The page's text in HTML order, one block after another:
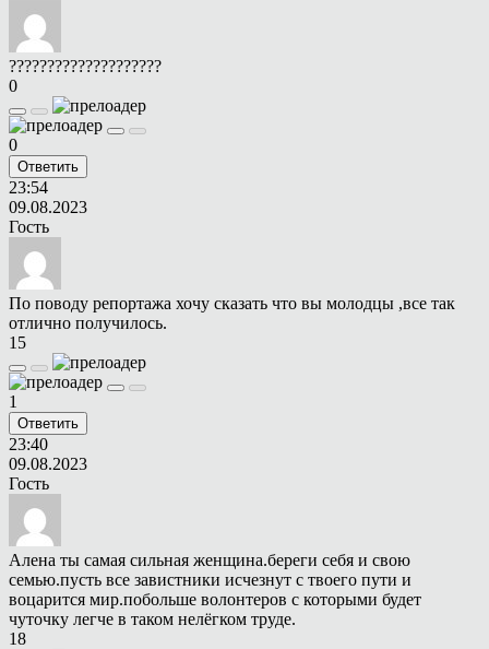
????????????????????
0
0
Ответить
23:54
09.08.2023
Гость
По поводу репортажа хочу сказать что вы молодцы ,все так
отлично получилось.
15
1
Ответить
23:40
09.08.2023
Гость
Алена ты самая сильная женщина.береги себя и свою
семью.пусть все завистники исчезнут с твоего пути и
воцарится мир.побольше волонтеров с которыми будет
чуточку легче в таком нелёгком труде.
18